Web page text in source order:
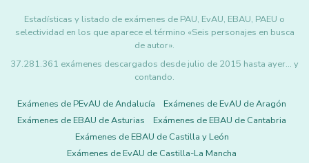
Estadísticas y listado de exámenes de PAU, EvAU, EBAU, PAEU o
selectividad en los que aparece el término «Seis personajes en busca
de autor».
37.281.361 exámenes descargados desde julio de 2015 hasta ayer... y
contando.
Exámenes de PEvAU de Andalucía
Exámenes de EvAU de Aragón
Exámenes de EBAU de Asturias
Exámenes de EBAU de Cantabria
Exámenes de EBAU de Castilla y León
Exámenes de EvAU de Castilla-La Mancha